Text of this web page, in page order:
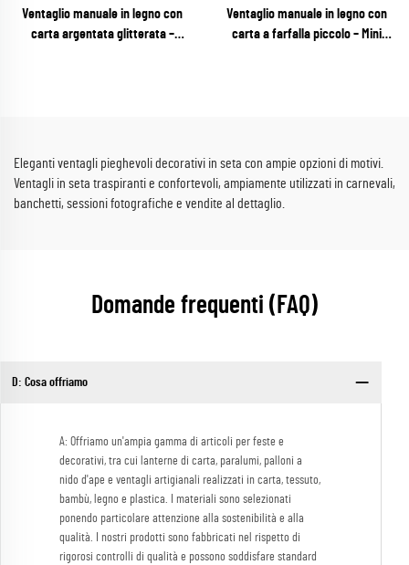
Ventaglio manuale in legno con
carta argentata glitterata –
Ventaglio manuale in legno con
carta a farfalla piccolo – Mini
Eleganti ventagli pieghevoli decorativi in seta con ampie opzioni di motivi.
Ventagli in seta traspiranti e confortevoli, ampiamente utilizzati in carnevali,
banchetti, sessioni fotografiche e vendite al dettaglio.
Domande frequenti (FAQ)
D: Cosa offriamo
A: Offriamo un'ampia gamma di articoli per feste e
decorativi, tra cui lanterne di carta, paralumi, palloni a
nido d'ape e ventagli artigianali realizzati in carta, tessuto,
bambù, legno e plastica. I materiali sono selezionati
ponendo particolare attenzione alla sostenibilità e alla
qualità. I nostri prodotti sono fabbricati nel rispetto di
rigorosi controlli di qualità e possono soddisfare standard